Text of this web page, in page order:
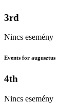
3rd
Nincs esemény
Events for augusztus
4th
Nincs esemény